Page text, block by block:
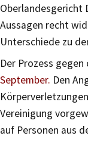
Oberlandesgericht
Aussagen recht
Unterschiede zu
Der Prozess
September. Den
Vereinigung
auf Personen aus